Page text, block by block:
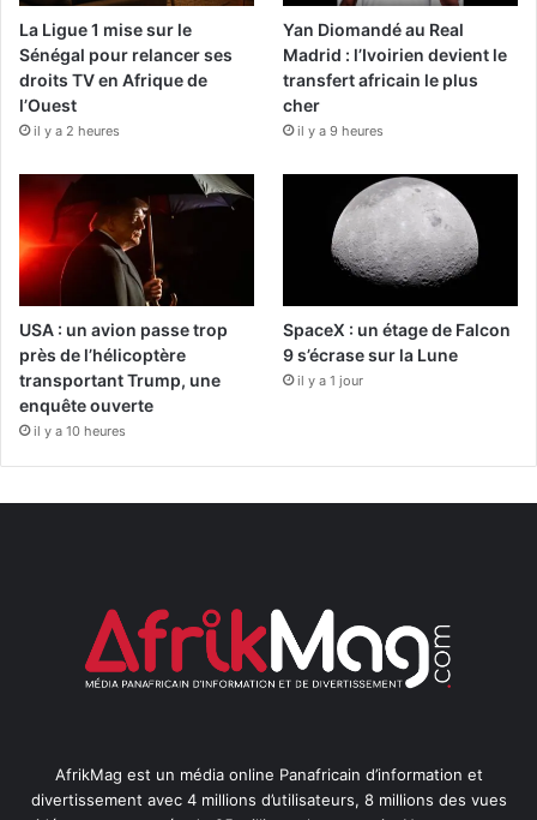
La Ligue 1 mise sur le
Sénégal pour relancer ses
droits TV en Afrique de
l’Ouest
il y a 2 heures
Yan Diomandé au Real
Madrid : l’Ivoirien devient le
transfert africain le plus
cher
il y a 9 heures
USA : un avion passe trop
près de l’hélicoptère
transportant Trump, une
enquête ouverte
il y a 10 heures
SpaceX : un étage de Falcon
9 s’écrase sur la Lune
il y a 1 jour
AfrikMag est un média online Panafricain d’information et
divertissement avec 4 millions d’utilisateurs, 8 millions des vues